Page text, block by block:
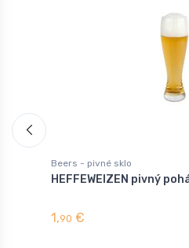
Beers - pivné sklo
HEFFEWEIZEN pivný
1,90 €